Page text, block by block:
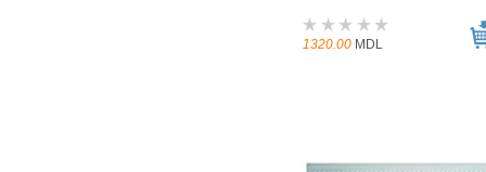
1320.00 MDL